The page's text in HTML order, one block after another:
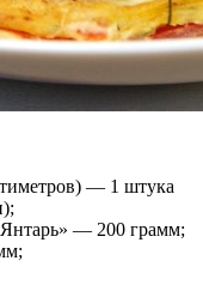
— 1 штука
— 200 грамм;